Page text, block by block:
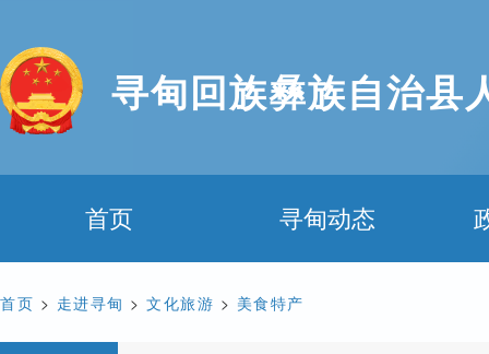
寻甸回族彝族自治县
首页 寻甸动态
首页 > 走进寻甸 > 文化旅游 > 美食特产